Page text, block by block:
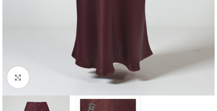
Klick zum Vergrößern